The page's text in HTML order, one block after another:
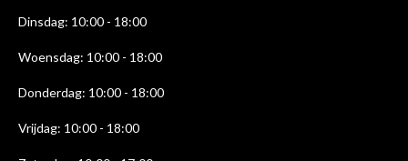
Dinsdag: 10:00 - 18:00
Woensdag: 10:00 - 18:00
Donderdag: 10:00 - 18:00
Vrijdag: 10:00 - 18:00